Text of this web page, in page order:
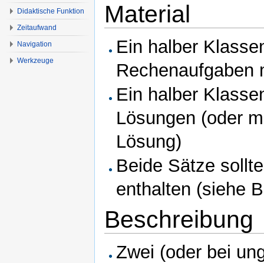
Material
Ein halber
Rechenaufgaben
Ein halber
Lösungen (oder
Lösung)
Beide Sätze
enthalten (siehe
Beschreibung
Zwei (oder bei
Didaktische Funktion
Zeitaufwand
Navigation
Werkzeuge